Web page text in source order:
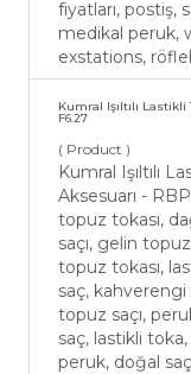
fiyatları, postiş,
medikal peruk,
exstations,
Kumral Işıltılı Lastikli
F6.27
( Product )
Kumral Işıltılı
Aksesuarı -
topuz tokası,
saçı, gelin
topuz tokası,
saç, kahverengi
topuz saçı,
saç, lastikli toka,
peruk, doğal